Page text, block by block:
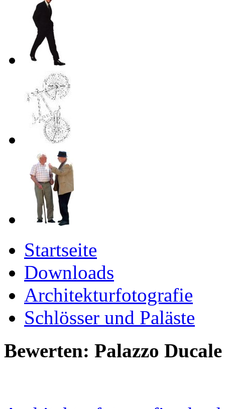
Startseite
Downloads
Architekturfotografie
Schlösser und Paläste
Bewerten: Palazzo Ducale